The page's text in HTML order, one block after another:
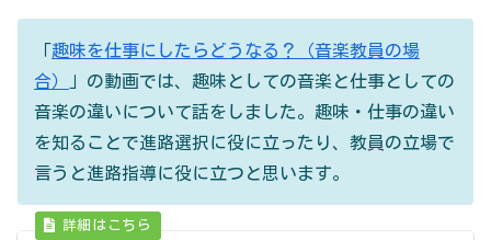
「趣味を仕事にしたらどうなる？（音楽教員の場
合）
」の動画では、趣味としての音楽と仕事としての
音楽の違いについて話をしました。趣味・仕事の違い
を知ることで進路選択に役に立ったり、教員の立場で
言うと進路指導に役に立つと思います。